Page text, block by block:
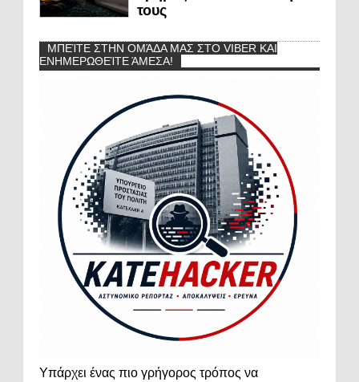
τους
ΜΠΕΊΤΕ ΣΤΗΝ ΟΜΆΔΑ ΜΑΣ ΣΤΟ VIBER ΚΑΙ
ΕΝΗΜΕΡΩΘΕΊΤΕ ΆΜΕΣΑ!
Υπάρχει ένας πιο γρήγορος τρόπος να